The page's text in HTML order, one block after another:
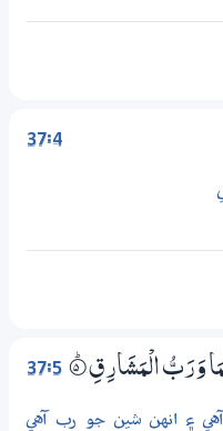
37:4
37:5 وَرَبُّ الْمَشَارِقِ 5‏۝ۭ
۽ انهن شين جو رب آهي